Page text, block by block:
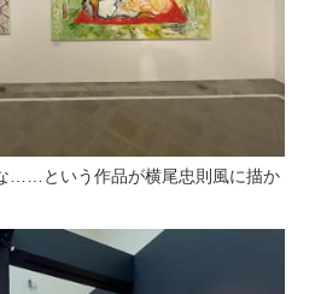
……という作品が横尾忠則風に描か